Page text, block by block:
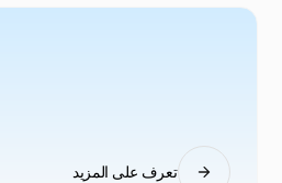
تعرف على المزيد